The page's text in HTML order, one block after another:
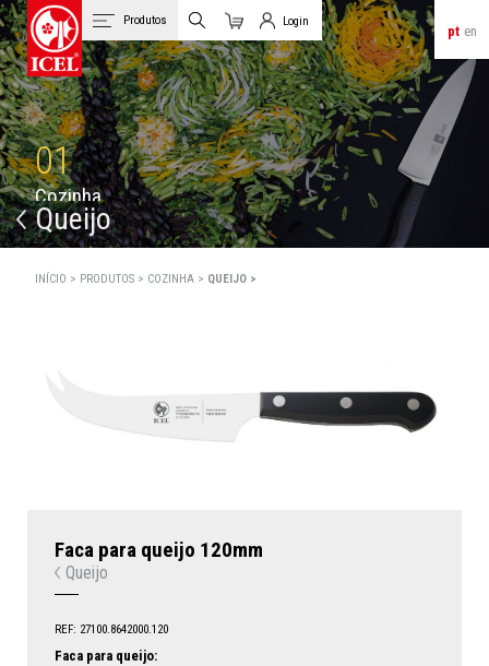
pt en
Produtos
Carrinho
Login
Login de Clientes
01
Cozinha
Queijo
INÍCIO > PRODUTOS > COZINHA > QUEIJO >
Faca para queijo 120mm
Queijo
REF: 27100.8642000.120
Faca para queijo: